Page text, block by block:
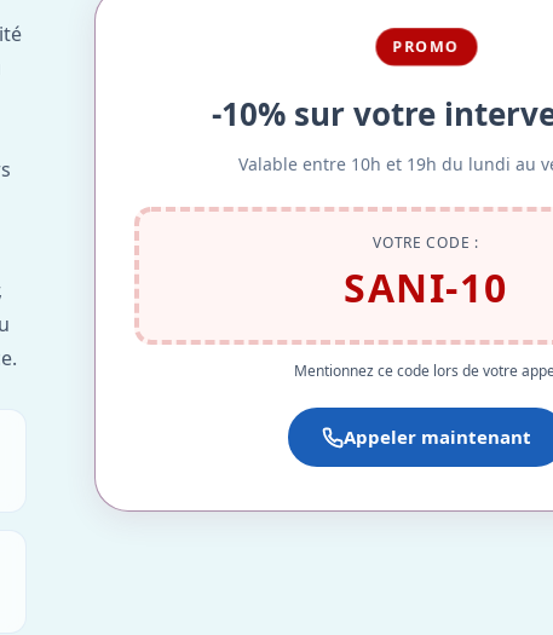
PROMO
-10% sur votre
Valable entre 10h et 19h du lundi au
VOTRE CODE :
SANI-10
Mentionnez ce code lors de votre
Appeler maintenant